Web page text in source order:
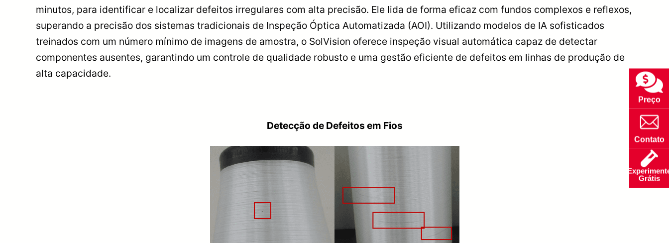
minutos, para identificar e localizar defeitos irregulares com alta precisão. Ele lida de forma eficaz com fundos complexos e reflexos,
superando a precisão dos sistemas tradicionais de Inspeção Óptica Automatizada (AOI). Utilizando modelos de IA sofisticados
treinados com um número mínimo de imagens de amostra, o SolVision oferece inspeção visual automática capaz de detectar
componentes ausentes, garantindo um controle de qualidade robusto e uma gestão eficiente de defeitos em linhas de produção de
alta capacidade.
Detecção de Defeitos em Fios
Preço
Contato
Grátis